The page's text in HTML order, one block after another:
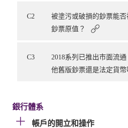
C2
被塗污或破損的鈔票能否
鈔票原值？
C3
2018系列已推出市面流
他舊版鈔票還是法定貨幣
銀行體系
帳戶的開立和操作